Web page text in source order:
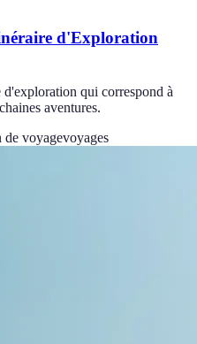
d'Exploration
qui correspond à
aventures.
de voyagevoyages